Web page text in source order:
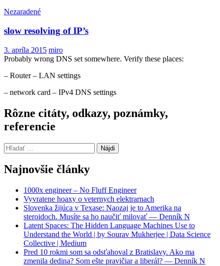
Nezaradené
slow resolving of IP’s
3. apríla 2015 miro
Probably wrong DNS set somewhere. Verify these places:
– Router – LAN settings
– network card – IPv4 DNS settings
Rôzne citáty, odkazy, poznámky,
referencie
Hľadať:
Najnovšie články
1000x engineer – No Fluff Engineer
Vyvratene hoaxy o veternych elektrarnach
Slovenka žijúca v Texase: Naozaj je to Amerika na
steroidoch. Musíte sa ho naučiť milovať — Denník N
Latent Spaces: The Hidden Language Machines Use to
Understand the World | by Sourav Mukherjee | Data Science
Collective | Medium
Pred 10 rokmi som sa odsťahoval z Bratislavy. Ako ma
zmenila dedina? Som ešte pravičiar a liberál? — Denník N